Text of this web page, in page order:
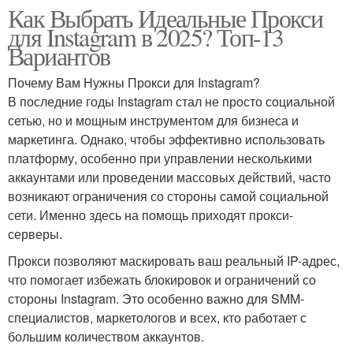
Как Выбрать Идеальные Прокси
для Instagram в 2025? Топ-13
Вариантов
Почему Вам Нужны Прокси для Instagram?
В последние годы Instagram стал не просто социальной
сетью, но и мощным инструментом для бизнеса и
маркетинга. Однако, чтобы эффективно использовать
платформу, особенно при управлении несколькими
аккаунтами или проведении массовых действий, часто
возникают ограничения со стороны самой социальной
сети. Именно здесь на помощь приходят прокси-
серверы.
Прокси позволяют маскировать ваш реальный IP-адрес,
что помогает избежать блокировок и ограничений со
стороны Instagram. Это особенно важно для SMM-
специалистов, маркетологов и всех, кто работает с
большим количеством аккаунтов.